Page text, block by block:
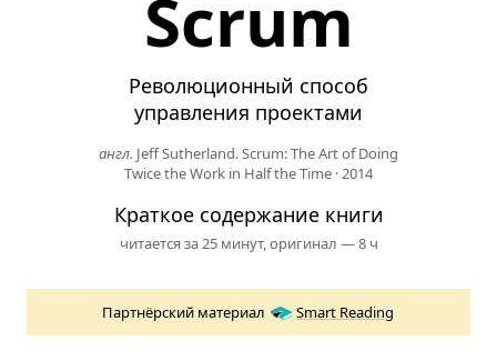
Scrum
Революционный способ
управления проектами
англ. Jeff Sutherland. Scrum: The Art of Doing
Twice the Work in Half the Time ·2014
Краткое содержание книги
читается за 25 минут,оригинал — 8 ч
Партнёрский материал Smart Reading